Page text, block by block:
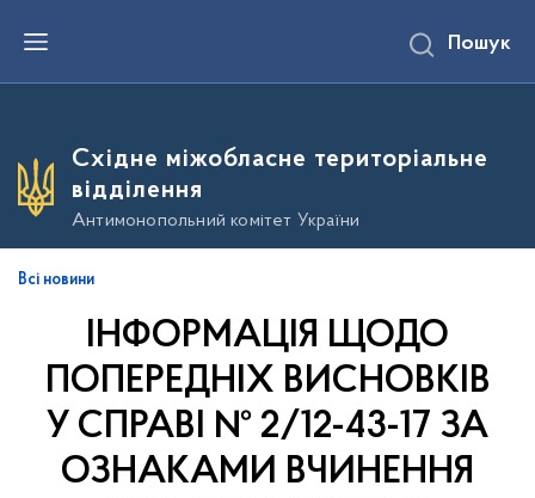
е
о
о
в
Пошук
Східне міжобласне територіальне
відділення
Антимонопольний комітет України
Всі новини
ІНФОРМАЦІЯ ЩОДО
ПОПЕРЕДНІХ ВИСНОВКІВ
У СПРАВІ № 2/12-43-17 ЗА
ОЗНАКАМИ ВЧИНЕННЯ